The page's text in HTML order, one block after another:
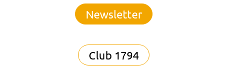
Newsletter
Club 1794